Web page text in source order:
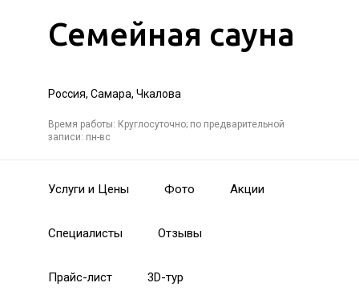
Семейная сауна
Россия, Самара, Чкалова
Время работы: Круглосуточно; по предварительной
записи: пн-вс
Услуги и Цены Фото Акции
Специалисты Отзывы
Прайс-лист 3D-тур